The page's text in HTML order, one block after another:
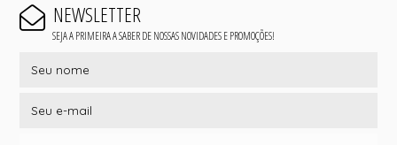
NEWSLETTER
SEJA A PRIMEIRA A SABER DE NOSSAS NOVIDADES E PROMOÇÕES!